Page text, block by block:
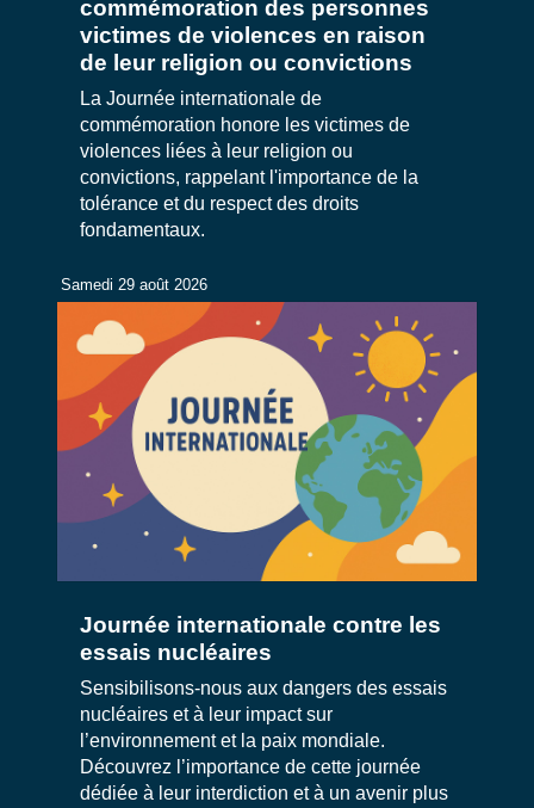
commémoration des personnes
victimes de violences en raison
de leur religion ou convictions
La Journée internationale de
commémoration honore les victimes de
violences liées à leur religion ou
convictions, rappelant l'importance de la
tolérance et du respect des droits
fondamentaux.
Samedi 29 août 2026
Journée internationale contre les
essais nucléaires
Sensibilisons-nous aux dangers des essais
nucléaires et à leur impact sur
l’environnement et la paix mondiale.
Découvrez l’importance de cette journée
dédiée à leur interdiction et à un avenir plus